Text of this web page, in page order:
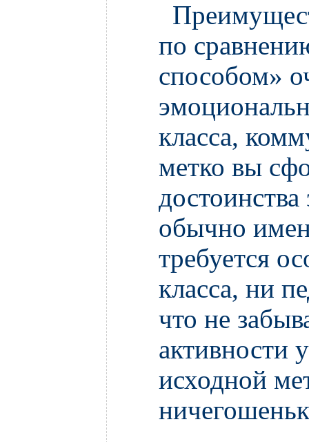
по
способом»
класса,
метко вы
обычно
требуется
класса, ни
что не
активности
исходной